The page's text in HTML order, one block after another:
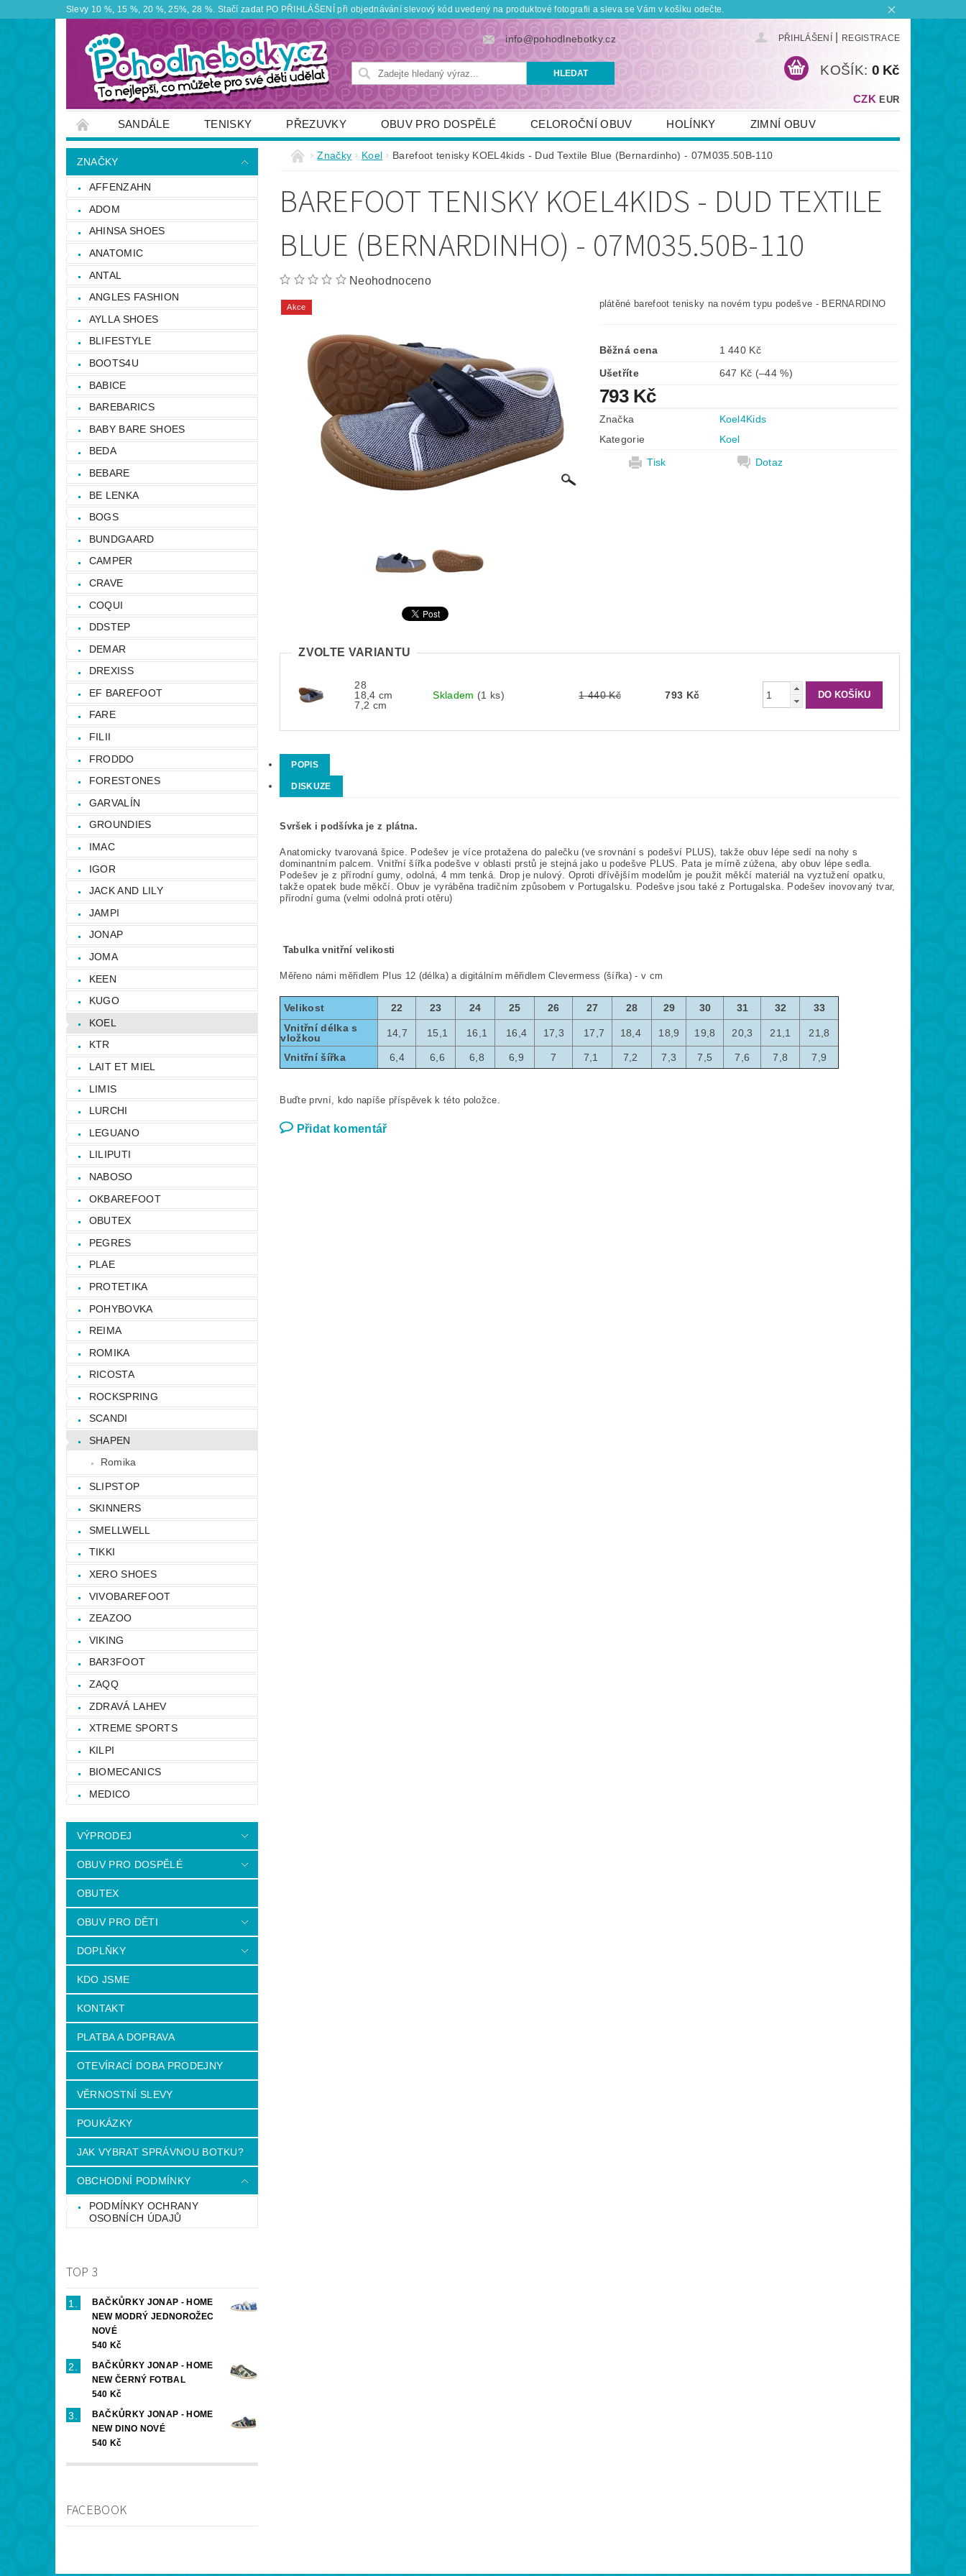
Slevy 10 %, 15 %, 20 %, 25%, 28 %. Stačí zadat PO PŘIHLÁŠENÍ při objednávání slevový kód uvedený na produktové fotografii a sleva se Vám v košíku odečte.
info@pohodlnebotky.cz PŘIHLÁŠENÍ REGISTRACE
CZK EUR
KOŠÍK: 0 Kč
SANDÁLE TENISKY PŘEZUVKY OBUV PRO DOSPĚLÉ CELOROČNÍ OBUV HOLÍNKY ZIMNÍ OBUV
ZNAČKY VÝPRODEJ OBUTEX OBUV PRO DĚTI DOPLŇKY KDO JSME KONTAKT PLATBA A DOPRAVA
OTEVÍRACÍ DOBA PRODEJNY
NAPIŠTE NÁM
ZNAČKY
AFFENZAHN
ADOM
AHINSA SHOES
ANATOMIC
ANTAL
ANGLES FASHION
AYLLA SHOES
BLIFESTYLE
BOOTS4U
BABICE
BAREBARICS
BABY BARE SHOES
BEDA
BEBARE
BE LENKA
BOGS
BUNDGAARD
CAMPER
CRAVE
COQUI
DDSTEP
DEMAR
DREXISS
EF BAREFOOT
FARE
FILII
FRODDO
FORESTONES
GARVALÍN
GROUNDIES
IMAC
IGOR
JACK AND LILY
JAMPI
JONAP
JOMA
KEEN
KUGO
KOEL
KTR
LAIT ET MIEL
LIMIS
LURCHI
LEGUANO
LILIPUTI
NABOSO
OKBAREFOOT
OBUTEX
PEGRES
PLAE
PROTETIKA
POHYBOVKA
REIMA
ROMIKA
RICOSTA
ROCKSPRING
SCANDI
SHAPEN
Romika
SLIPSTOP
SKINNERS
SMELLWELL
TIKKI
XERO SHOES
VIVOBAREFOOT
ZEAZOO
VIKING
BAR3FOOT
ZAQQ
ZDRAVÁ LAHEV
XTREME SPORTS
KILPI
BIOMECANICS
MEDICO
VÝPRODEJ
OBUV PRO DOSPĚLÉ
OBUTEX
OBUV PRO DĚTI
DOPLŇKY
KDO JSME
KONTAKT
PLATBA A DOPRAVA
OTEVÍRACÍ DOBA PRODEJNY
VĚRNOSTNÍ SLEVY
POUKÁZKY
JAK VYBRAT SPRÁVNOU BOTKU?
OBCHODNÍ PODMÍNKY
PODMÍNKY OCHRANY
OSOBNÍCH ÚDAJŮ
TOP 3
BAČKŮRKY JONAP - HOME
NEW MODRÝ JEDNOROŽEC
NOVÉ
540 Kč
BAČKŮRKY JONAP - HOME
NEW ČERNÝ FOTBAL
540 Kč
BAČKŮRKY JONAP - HOME
NEW DINO NOVÉ
540 Kč
FACEBOOK
Značky Koel Barefoot tenisky KOEL4kids - Dud Textile Blue (Bernardinho) - 07M035.50B-110
BAREFOOT TENISKY KOEL4KIDS - DUD TEXTILE
BLUE (BERNARDINHO) - 07M035.50B-110
Neohodnoceno
Akce plátěné barefoot tenisky na novém typu podešve - BERNARDINO
Běžná cena
1 440 Kč
Ušetříte
647 Kč (–44 %)
793 Kč
Značka
Koel4Kids
Kategorie
Koel
Tisk
Dotaz
ZVOLTE VARIANTU
28
18,4 cm
7,2 cm
Skladem (1 ks) 1 440 Kč 793 Kč
POPIS
DISKUZE
Svršek i podšívka je z plátna.
Anatomicky tvarovaná špice. Podešev je více protažena do palečku (ve srovnání s podešví PLUS), takže obuv lépe sedí na nohy s
dominantním palcem. Vnitřní šířka podešve v oblasti prstů je stejná jako u podešve PLUS. Pata je mírně zúžena, aby obuv lépe sedla.
Podešev je z přírodní gumy, odolná, 4 mm tenká. Drop je nulový. Oproti dřívějším modelům je použit měkčí materiál na vyztužení opatku,
takže opatek bude měkčí. Obuv je vyráběna tradičním způsobem v Portugalsku. Podešve jsou také z Portugalska. Podešev inovovaný tvar,
přírodní guma (velmi odolná proti otěru)
Tabulka vnitřní velikosti
Měřeno námi měřidlem Plus 12 (délka) a digitálním měřidlem Clevermess (šířka) - v cm
Velikost 22 23 24 25 26 27 28 29 30 31 32
33
Vnitřní délka s
vložkou
14,7 15,1 16,1 16,4 17,3 17,7 18,4 18,9 19,8 20,3 21,1 21,8
Vnitřní šířka 6,4 6,6 6,8 6,9 7 7,1 7,2 7,3 7,5 7,6 7,8 7,9
Buďte první, kdo napíše příspěvek k této položce.
Přidat komentář